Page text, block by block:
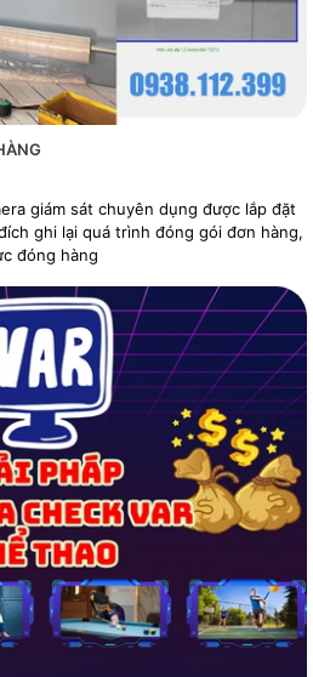
giám sát chuyên dụng được lắp đặt
ghi lại quá trình đóng gói đơn hàng,
đóng hàng